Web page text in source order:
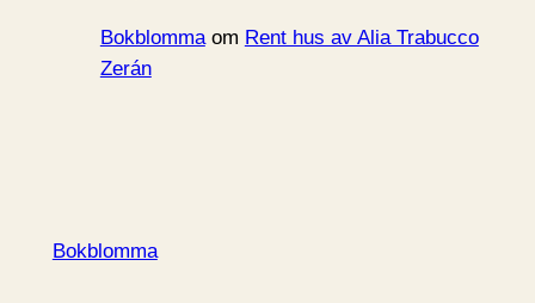
Bokblommaom Rent hus av Alia Trabucco
Zerán
Bokblomma